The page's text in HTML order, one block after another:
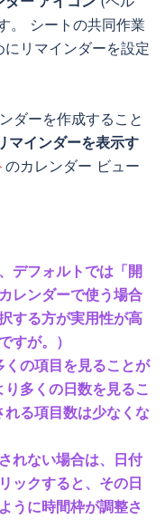
。 シートの共同作業
リマインダーを設定
ダーを作成すること
マインダーを表示す
のカレンダー ビュー
デフォルトでは「開
レンダーで使う場合
する方が実用性が高
すが。）
の項目を見ることが
多くの日数を見るこ
れる項目数は少なくな
れない場合は、日付
ックすると、その日
うに時間枠が調整さ